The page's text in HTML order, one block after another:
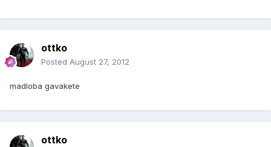
ottko
Posted August 27, 2012
madloba gavakete
ottko